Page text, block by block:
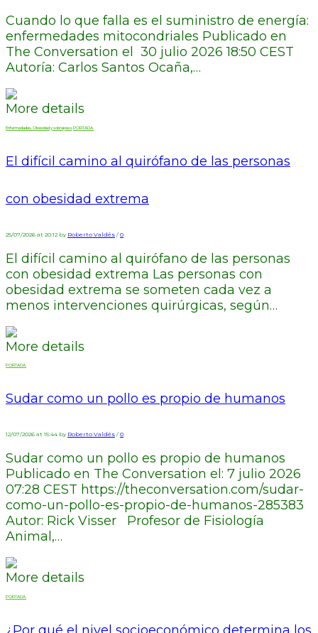
Cuando lo que falla es el suministro de energía:
enfermedades mitocondriales Publicado en
The Conversation el 30 julio 2026 18:50 CEST
Autoría: Carlos Santos Ocaña,…
More details
Enfermedades. Obesidad y sobrepeso PORTADA.
El difícil camino al quirófano de las personas
con obesidad extrema
25/07/2026 at 20:12 by Roberto Valdés / 0
El difícil camino al quirófano de las personas
con obesidad extrema Las personas con
obesidad extrema se someten cada vez a
menos intervenciones quirúrgicas, según…
More details
PORTADA.
Sudar como un pollo es propio de humanos
12/07/2026 at 15:44 by Roberto Valdés / 0
Sudar como un pollo es propio de humanos
Publicado en The Conversation el: 7 julio 2026
07:28 CEST https://theconversation.com/sudar-
como-un-pollo-es-propio-de-humanos-285383
Autor: Rick Visser Profesor de Fisiología
Animal,…
More details
PORTADA.